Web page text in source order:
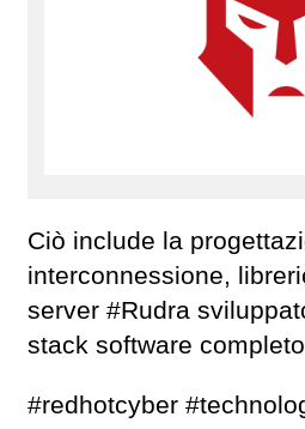
Ciò include la
interconnessione,
server #Rudra
stack software
#redhotcyber